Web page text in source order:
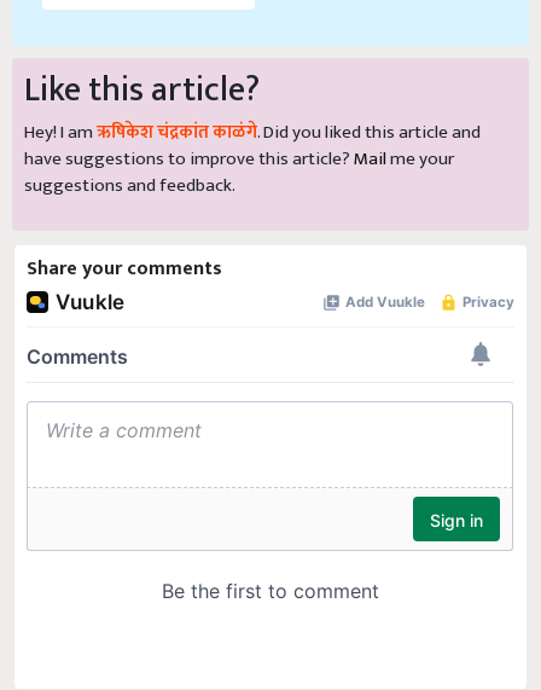
Like this article?
Hey! I amऋषिकेश चंद्रकांत काळंगे. Did you liked this article and
have suggestions to improve this article?Mailme your
suggestions and feedback.
Share your comments